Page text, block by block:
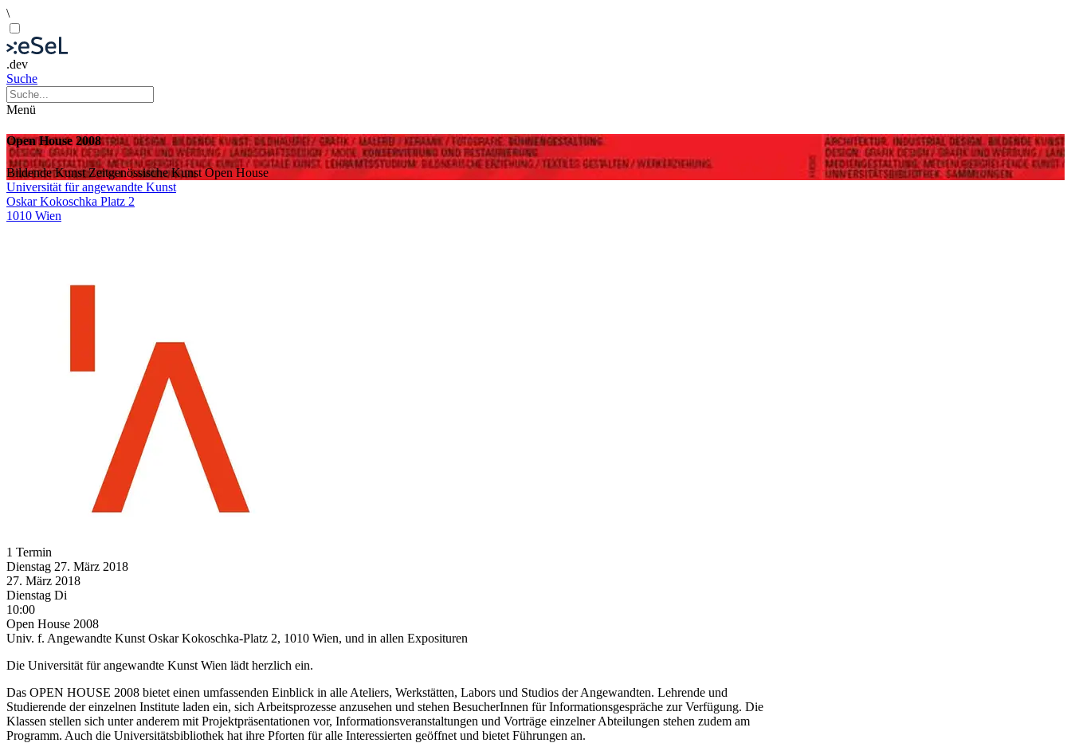
\
.dev
Suche
Menü
Open House 2008
Bildende KunstZeitgenössische KunstOpen House
Universität für angewandte Kunst
Oskar Kokoschka Platz 2
1010 Wien
1 Termin
Dienstag 27. März 2018
27. März 2018
Dienstag Di
10:00
Open House 2008
Univ. f. Angewandte Kunst Oskar Kokoschka-Platz 2, 1010 Wien, und in allen Exposituren
Die Universität für angewandte Kunst Wien lädt herzlich ein.
Das OPEN HOUSE 2008 bietet einen umfassenden Einblick in alle Ateliers, Werkstätten, Labors und Studios der Angewandten. Lehrende und
Studierende der einzelnen Institute laden ein, sich Arbeitsprozesse anzusehen und stehen BesucherInnen für Informationsgespräche zur Verfügung. Die
Klassen stellen sich unter anderem mit Projektpräsentationen vor, Informationsveranstaltungen und Vorträge einzelner Abteilungen stehen zudem am
Programm. Auch die Universitätsbibliothek hat ihre Pforten für alle Interessierten geöffnet und bietet Führungen an.